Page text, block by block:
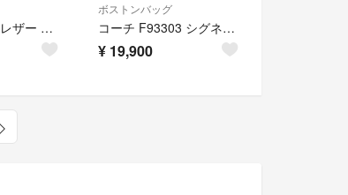
コーチ 大容量 レザー ボストンバッグ 2way ブラウン
ボストンバッグ
コーチ F93303 シグネチャー 2WAY ボストンバッグ ショルダー
¥ 19,900